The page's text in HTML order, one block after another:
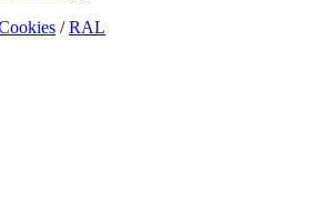
/RAL